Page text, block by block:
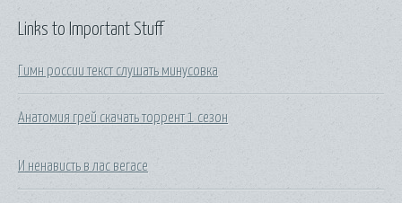
Links to Important Stuff
Гимн россии текст слушать минусовка
Анатомия грей скачать торрент 1 сезон
И ненависть в лас вегасе